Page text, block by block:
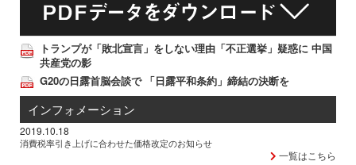
トランプが「敗北宣言」をしない理由「不正選挙」疑惑に 中国
共産党の影
G20の日露首脳会談で 「日露平和条約」締結の決断を
インフォメーション
2019.10.18
消費税率引き上げに合わせた価格改定のお知らせ
一覧はこちら